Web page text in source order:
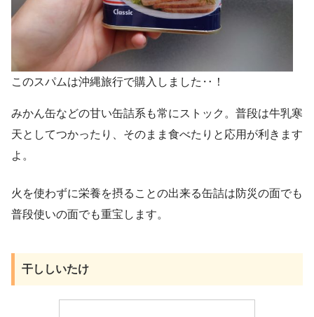
このスパムは沖縄旅行で購入しました‥！
みかん缶などの甘い缶詰系も常にストック。普段は牛乳寒
天としてつかったり、そのまま食べたりと応用が利きます
よ。
火を使わずに栄養を摂ることの出来る缶詰は防災の面でも
普段使いの面でも重宝します。
干ししいたけ